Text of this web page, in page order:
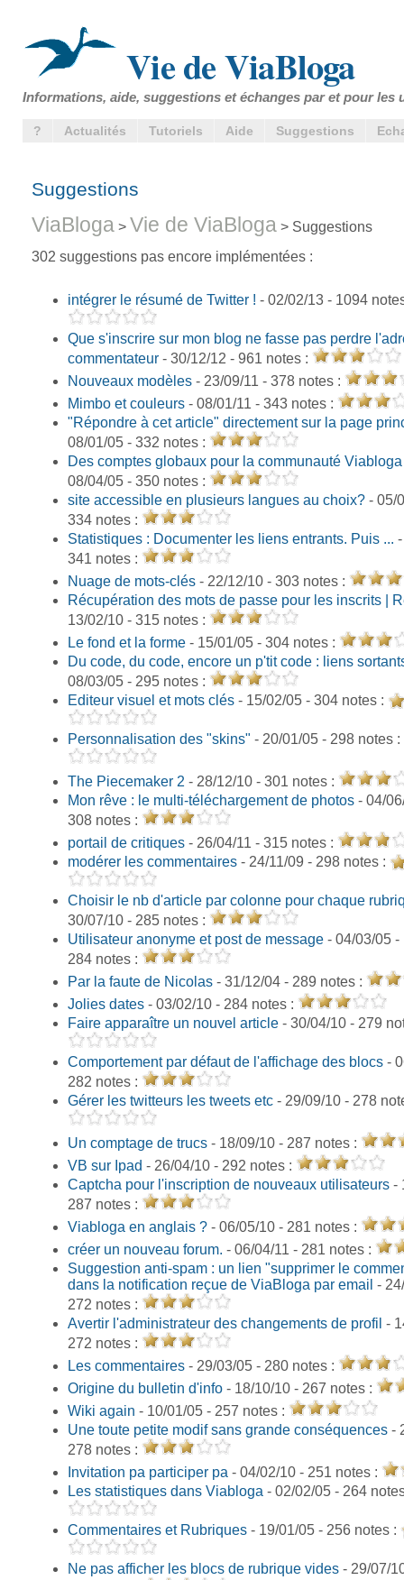
Vie de ViaBloga
Informations, aide, suggestions et échanges par et pour les
? Actualités Tutoriels Aide Suggestions
Suggestions
ViaBloga > Vie de ViaBloga > Suggestions
302 suggestions pas encore implémentées :
intégrer le résumé de Twitter ! - 02/02/13 - 1094
Que s'inscrire sur mon blog ne fasse pas perdre
commentateur - 30/12/12 - 961 notes :
Nouveaux modèles - 23/09/11 - 378 notes :
Mimbo et couleurs - 08/01/11 - 343 notes :
"Répondre à cet article" directement sur la page
08/01/05 - 332 notes :
Des comptes globaux pour la communauté
08/04/05 - 350 notes :
site accessible en plusieurs langues au choix? - 05/
334 notes :
Statistiques : Documenter les liens entrants. Puis ...
341 notes :
Nuage de mots-clés - 22/12/10 - 303 notes :
Récupération des mots de passe pour les inscrits |
13/02/10 - 315 notes :
Le fond et la forme - 15/01/05 - 304 notes :
Du code, du code, encore un p'tit code : liens
08/03/05 - 295 notes :
Editeur visuel et mots clés - 15/02/05 - 304 notes :
Personnalisation des "skins" - 20/01/05 - 298 notes :
The Piecemaker 2 - 28/12/10 - 301 notes :
Mon rêve : le multi-téléchargement de photos - 04/
308 notes :
portail de critiques - 26/04/11 - 315 notes :
modérer les commentaires - 24/11/09 - 298 notes :
Choisir le nb d'article par colonne pour chaque
30/07/10 - 285 notes :
Utilisateur anonyme et post de message - 04/03/05 -
284 notes :
Par la faute de Nicolas - 31/12/04 - 289 notes :
Jolies dates - 03/02/10 - 284 notes :
Faire apparaître un nouvel article - 30/04/10 - 279
Comportement par défaut de l'affichage des blocs -
282 notes :
Gérer les twitteurs les tweets etc - 29/09/10 - 278
Un comptage de trucs - 18/09/10 - 287 notes :
VB sur Ipad - 26/04/10 - 292 notes :
Captcha pour l'inscription de nouveaux utilisateurs -
287 notes :
Viabloga en anglais ? - 06/05/10 - 281 notes :
créer un nouveau forum. - 06/04/11 - 281 notes :
Suggestion anti-spam : un lien "supprimer le
dans la notification reçue de ViaBloga par email -
272 notes :
Avertir l'administrateur des changements de profil -
272 notes :
Les commentaires - 29/03/05 - 280 notes :
Origine du bulletin d'info - 18/10/10 - 267 notes :
Wiki again - 10/01/05 - 257 notes :
Une toute petite modif sans grande conséquences -
278 notes :
Invitation ра participer ра - 04/02/10 - 251 notes :
Les statistiques dans Viabloga - 02/02/05 - 264
Commentaires et Rubriques - 19/01/05 - 256 notes :
Ne pas afficher les blocs de rubrique vides - 29/07/